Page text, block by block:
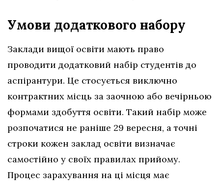
Умови додаткового набору
Заклади вищої освіти мають право
проводити додатковий набір студентів до
аспірантури. Це стосується виключно
контрактних місць за заочною або вечірньою
формами здобуття освіти. Такий набір може
розпочатися не раніше 29 вересня, а точні
строки кожен заклад освіти визначає
самостійно у своїх правилах прийому.
Процес зарахування на ці місця має